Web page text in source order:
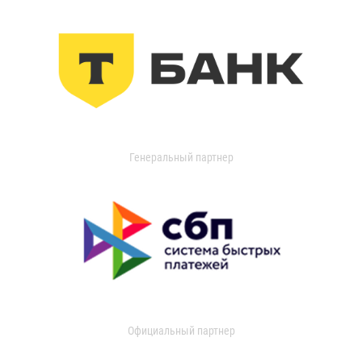
Генеральный партнер
Официальный партнер